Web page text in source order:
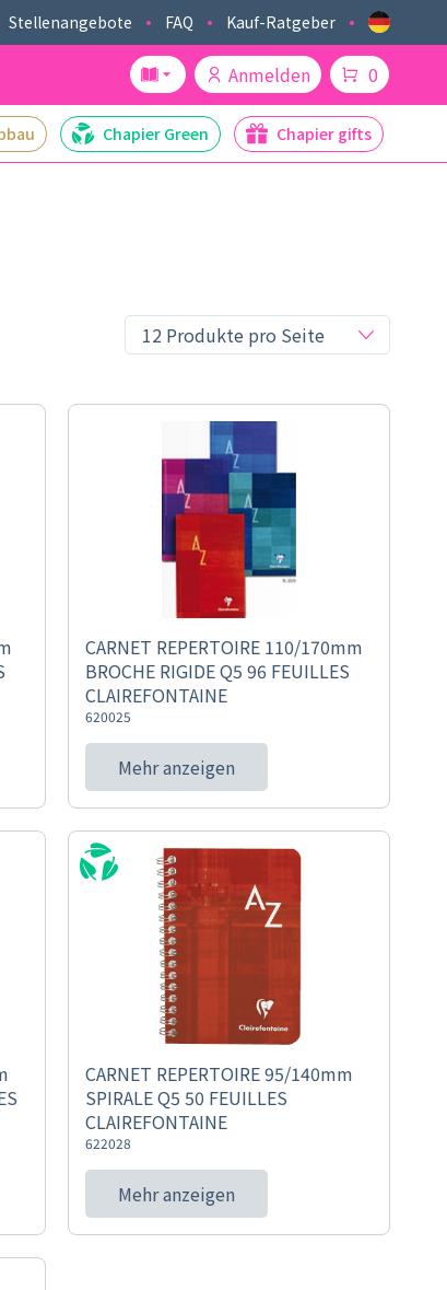
Stellenangebote FAQ Kauf-Ratgeber
Anmelden 0
Chapier Green Chapier gifts
CARNET REPERTOIRE 110/170mm
BROCHE RIGIDE Q5 96 FEUILLES
CLAIREFONTAINE
620025
Mehr anzeigen
CARNET REPERTOIRE 95/140mm
SPIRALE Q5 50 FEUILLES
CLAIREFONTAINE
622028
Mehr anzeigen